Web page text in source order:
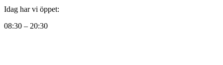
Idag har vi öppet:
08:30 – 20:30